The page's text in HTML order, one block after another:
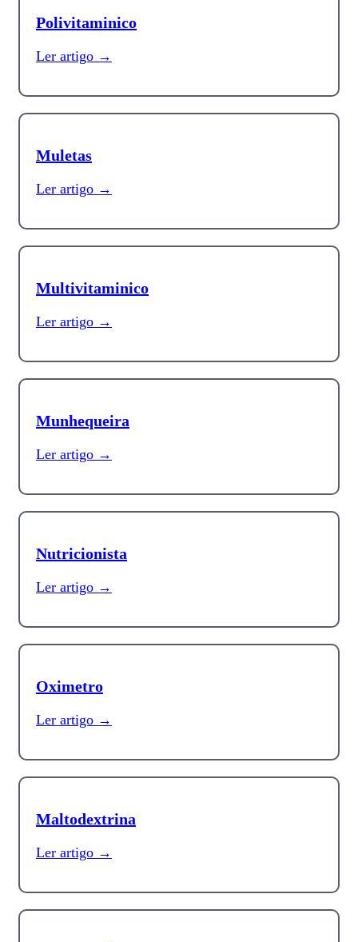
Polivitaminico
Ler artigo →
Muletas
Ler artigo →
Multivitaminico
Ler artigo →
Munhequeira
Ler artigo →
Nutricionista
Ler artigo →
Oximetro
Ler artigo →
Maltodextrina
Ler artigo →